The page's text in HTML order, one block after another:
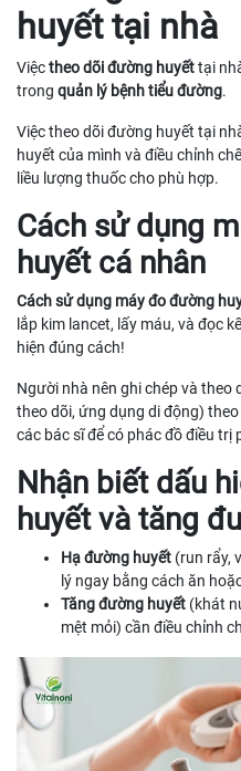
huyết tại nhà
Việctheo dõi đường huyếttại
trong quản lý bệnh tiểu đường.
Việc theo dõi đường huyết tại
huyết của mình và điều chỉnh
liều lượng thuốc cho phù hợp.
Cách sử dụng
huyết cá nhân
Cách sử dụng máy đo đường
lắp kim lancet, lấy máu, và đọc
hiện đúng cách!
Người nhà nên ghi chép và theo
theo dõi, ứng dụng di động)
các bác sĩ để có phác đồ điều
Nhận biết dấu
huyết và tăng
Hạ đường huyết (run rẩy,
lý ngay bằng cách ăn
Tăng đường huyết (khát
mệt mỏi) cần điều chỉnh